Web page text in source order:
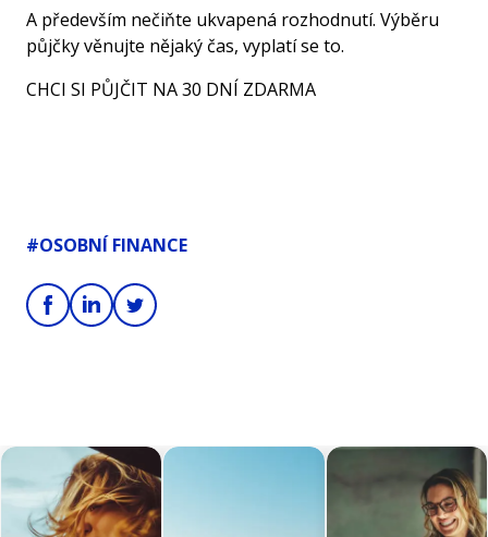
A především nečiňte ukvapená rozhodnutí. Výběru
půjčky věnujte nějaký čas, vyplatí se to.
CHCI SI PŮJČIT NA 30 DNÍ ZDARMA
#OSOBNÍ FINANCE